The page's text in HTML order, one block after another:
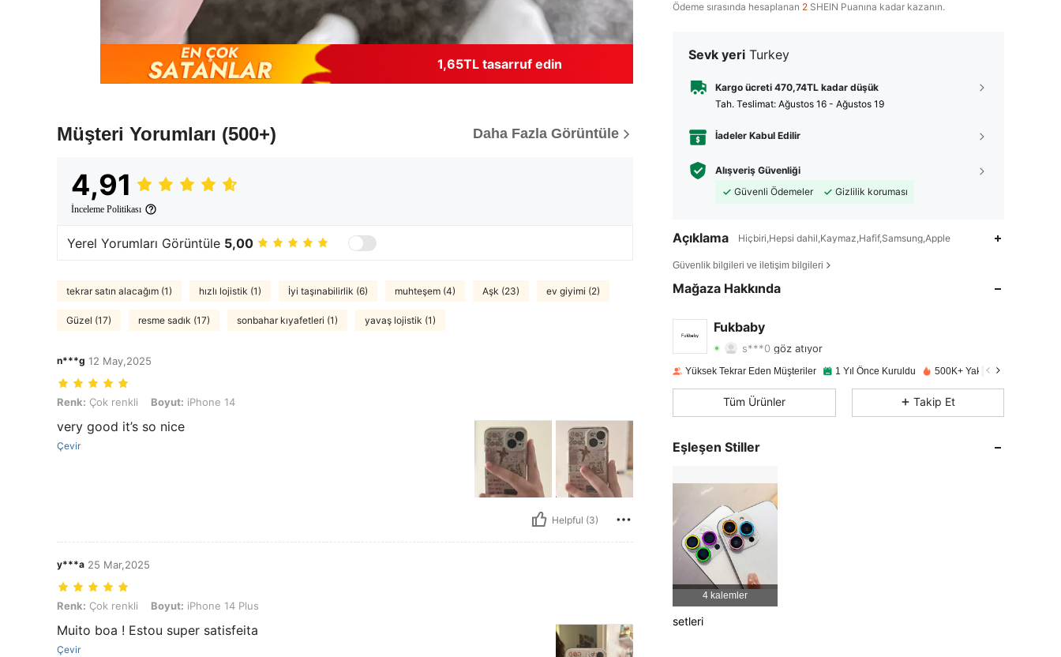
1,65TL tasarruf edin
Müşteri Yorumları (500+) Daha Fazla Görüntüle
4,91
İnceleme Politikası
Yerel Yorumları Görüntüle 5,00
tekrar satın alacağım (1) hızlı lojistik (1) İyi taşınabilirlik (6) muhteşem (4) Aşk (23) ev giyimi (2)
Güzel (17) resme sadık (17) sonbahar kıyafetleri (1) yavaş lojistik (1)
n***g 12 May,2025
Renk: Çok renkli, Boyut: iPhone 14
Renk: Çok renkli Boyut: iPhone 14
very good it’s so nice
Çevir
Helpful (3)
y***a 25 Mar,2025
Renk: Çok renkli, Boyut: iPhone 14 Plus
Renk: Çok renkli Boyut: iPhone 14 Plus
Muito boa ! Estou super satisfeita
Çevir
Ödeme sırasında hesaplanan 2 SHEIN Puanına kadar kazanın.
Sevk yeri Turkey
Kargo ücreti 470,74TL kadar düşük
Tah. Teslimat: Ağustos 16 - Ağustos 19
İadeler Kabul Edilir
Alışveriş Güvenliği
Güvenli Ödemeler
Gizlilik koruması
Açıklama Hiçbiri,Hepsi dahil,Kaymaz,Hafif,Samsung,Apple
Güvenlik bilgileri ve iletişim bilgileri
Mağaza Hakkında
Fukbaby
4,90 551 14K
s***0
4,90 Derecelendirme
4,90 551 14K
4,90 551 14K
4,90
4,90
4,90
Yüksek Tekrar Eden Müşteriler 1 Yıl Önce Kuruldu 500K+ Yakın zamanda satıldı
Tüm Ürünler Takip Et
Eşleşen Stiller
4 kalemler
setleri